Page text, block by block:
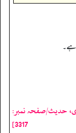
ہے۔
حدیث/صفحہ نمبر:
3317]